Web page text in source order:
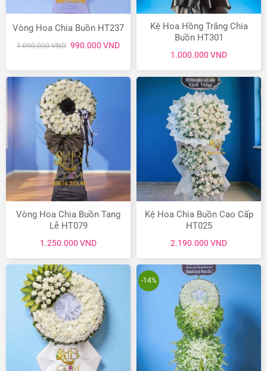
Vòng Hoa Chia Buồn HT237
1.090.000VND Giá
990.000 VNDGiá
990.000 VND.
Kệ Hoa Hồng Trắng Chia
Buồn HT301
1.000.000 VND
Vòng Hoa Chia Buồn Tang
Lễ HT079
1.250.000 VND
Kệ Hoa Chia Buồn Cao Cấp
HT025
2.190.000 VND
-14%